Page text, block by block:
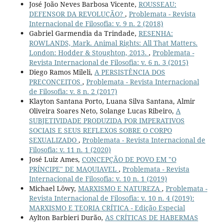
José João Neves Barbosa Vicente, ROUSSEAU:
DEFENSOR DA REVOLUÇÃO? , Problemata - Revista
Internacional de Filosofia: v. 9 n. 2 (2018)
Gabriel Garmendia da Trindade, RESENHA:
ROWLANDS, Mark. Animal Rights: All That Matters.
London: Hodder & Stoughton, 2013. , Problemata -
Revista Internacional de Filosofia: v. 6 n. 3 (2015)
Diego Ramos Mileli, A PERSISTÊNCIA DOS
PRECONCEITOS , Problemata - Revista Internacional
de Filosofia: v. 8 n. 2 (2017)
Klayton Santana Porto, Luana Silva Santana, Almir
Oliveira Soares Neto, Solange Lucas Ribeiro, A
SUBJETIVIDADE PRODUZIDA POR IMPERATIVOS
SOCIAIS E SEUS REFLEXOS SOBRE O CORPO
SEXUALIZADO , Problemata - Revista Internacional de
Filosofia: v. 11 n. 1 (2020)
José Luiz Ames, CONCEPÇÃO DE POVO EM "O
PRÍNCIPE" DE MAQUIAVEL , Problemata - Revista
Internacional de Filosofia: v. 10 n. 1 (2019)
Michael Löwy, MARXISMO E NATUREZA , Problemata -
Revista Internacional de Filosofia: v. 10 n. 4 (2019):
MARXISMO E TEORIA CRÍTICA - Edição Especial
Aylton Barbieri Durão, AS CRÍTICAS DE HABERMAS